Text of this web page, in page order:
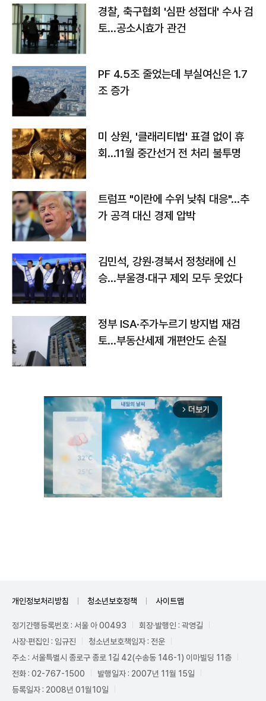
경찰, 축구협회 '심판 성접대' 수사 검
토…공소시효가 관건
PF 4.5조 줄었는데 부실여신은 1.7
조 증가
미 상원, '클래리티법' 표결 없이 휴
회…11월 중간선거 전 처리 불투명
트럼프 "이란에 수위 낮춰 대응"…추
가 공격 대신 경제 압박
김민석, 강원·경북서 정청래에 신
승…부울경·대구 제외 모두 웃었다
정부 ISA·주가누르기 방지법 재검
토…부동산세제 개편안도 손질
arrow_forward_ios 더보기
개인정보처리방침 청소년보호정책 사이트맵
정기간행등록번호 : 서울 아 00493
회장·발행인 : 곽영길
사장·편집인 : 임규진
청소년보호책임자 : 전운
주소 : 서울특별시 종로구 종로 1길 42(수송동 146-1) 이마빌딩 11층
전화 : 02-767-1500
발행일자 : 2007년 11월 15일
등록일자 : 2008년 01월10일